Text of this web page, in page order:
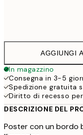
AGGIUNGI
In magazzino
Consegna in 3-5
Spedizione gratuita
Diritto di recesso
DESCRIZIONE DEL
Poster con un bordo